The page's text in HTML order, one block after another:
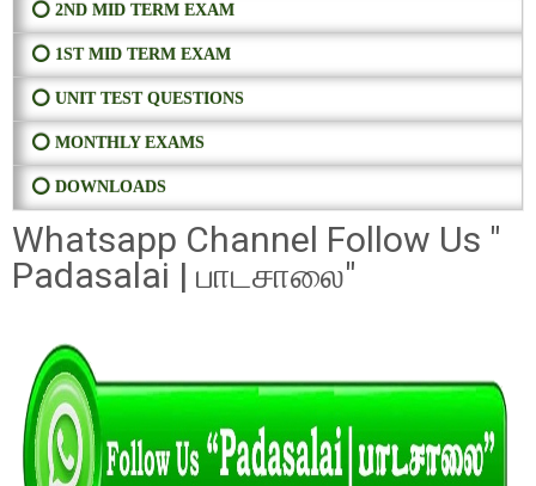
⭕ 2ND MID TERM EXAM
⭕ 1ST MID TERM EXAM
⭕ UNIT TEST QUESTIONS
⭕ MONTHLY EXAMS
⭕ DOWNLOADS
Whatsapp Channel Follow Us "
Padasalai | பாடசாலை"